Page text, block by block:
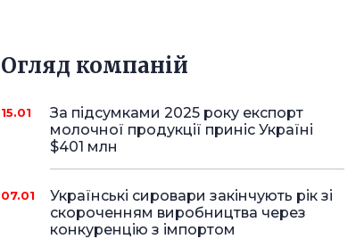
Огляд компаній
15.01
За підсумками 2025 року експорт
молочної продукції приніс Україні
$401 млн
07.01
Українські сировари закінчують рік зі
скороченням виробництва через
конкуренцію з імпортом